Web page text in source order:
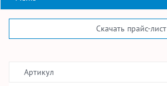
Скачать прайс-лист
Артикул